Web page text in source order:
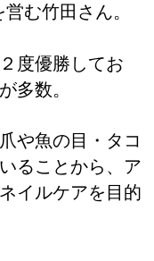
む竹田さん。
度優勝してお
多数。
や魚の目・タコ
ることから、ア
イルケアを目的